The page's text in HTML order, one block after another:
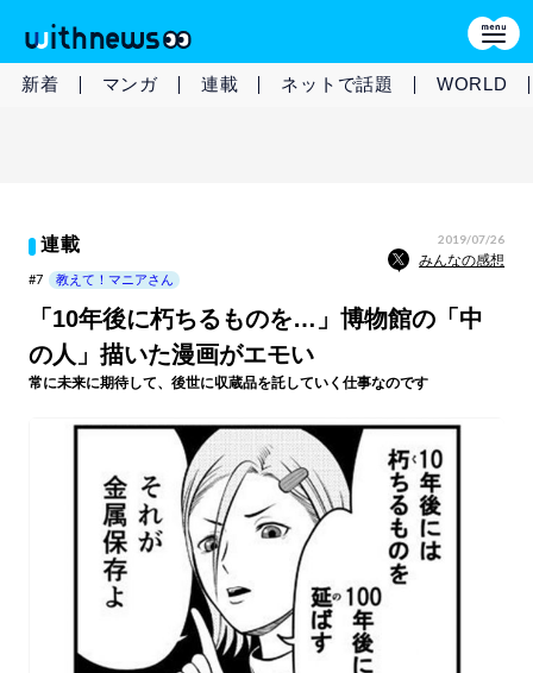
新着 マンガ 連載 ネットで話題 WORLD
連載 2019/07/26
みんなの感想
#7 教えて！マニアさん
「10年後に朽ちるものを…」博物館の「中
の人」描いた漫画がエモい
常に未来に期待して、後世に収蔵品を託していく仕事なのです